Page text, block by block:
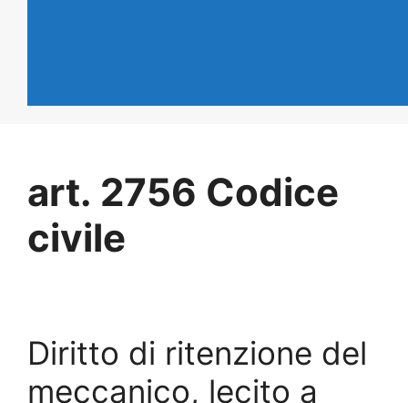
art. 2756 Codice
civile
Diritto di ritenzione del
meccanico, lecito a